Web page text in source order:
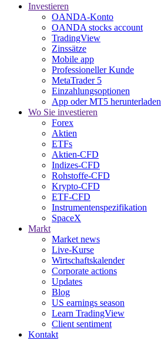
Investieren
OANDA-Konto
OANDA stocks account
TradingView
Zinssätze
Mobile app
Professioneller Kunde
MetaTrader 5
Einzahlungsoptionen
App oder MT5 herunterladen
Wo Sie investieren
Forex
Aktien
ETFs
Aktien-CFD
Indizes-CFD
Rohstoffe-CFD
Krypto-CFD
ETF-CFD
Instrumentenspezifikation
SpaceX
Markt
Market news
Live-Kurse
Wirtschaftskalender
Corporate actions
Updates
Blog
US earnings season
Learn TradingView
Client sentiment
Kontakt